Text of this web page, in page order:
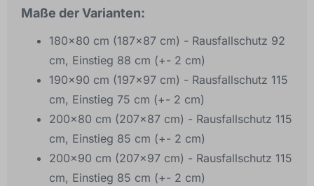
Maße der Varianten:
180x80 cm (187x87 cm) - Rausfallschutz 92
cm, Einstieg 88 cm (+- 2 cm)
190x90 cm (197x97 cm) - Rausfallschutz 115
cm, Einstieg 75 cm (+- 2 cm)
200x80 cm (207x87 cm) - Rausfallschutz 115
cm, Einstieg 85 cm (+- 2 cm)
200x90 cm (207x97 cm) - Rausfallschutz 115
cm, Einstieg 85 cm (+- 2 cm)